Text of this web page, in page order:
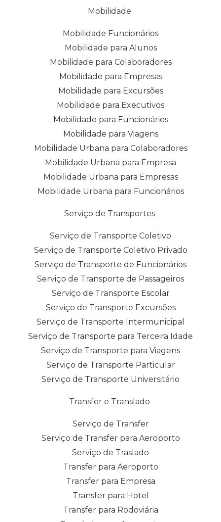
Mobilidade
Mobilidade Funcionários
Mobilidade para Alunos
Mobilidade para Colaboradores
Mobilidade para Empresas
Mobilidade para Excursões
Mobilidade para Executivos
Mobilidade para Funcionários
Mobilidade para Viagens
Mobilidade Urbana para Colaboradores
Mobilidade Urbana para Empresa
Mobilidade Urbana para Empresas
Mobilidade Urbana para Funcionários
Serviço de Transportes
Serviço de Transporte Coletivo
Serviço de Transporte Coletivo Privado
Serviço de Transporte de Funcionários
Serviço de Transporte de Passageiros
Serviço de Transporte Escolar
Serviço de Transporte Excursões
Serviço de Transporte Intermunicipal
Serviço de Transporte para Terceira Idade
Serviço de Transporte para Viagens
Serviço de Transporte Particular
Serviço de Transporte Universitário
Transfer e Translado
Serviço de Transfer
Serviço de Transfer para Aeroporto
Serviço de Traslado
Transfer para Aeroporto
Transfer para Empresa
Transfer para Hotel
Transfer para Rodoviária